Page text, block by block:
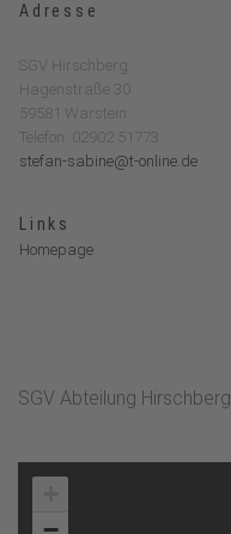
Adresse
SGV Hirschberg
Hagenstraße 30
59581 Warstein
Telefon: 02902 51773
stefan-sabine@t-online.de
Links
Homepage
SGV Abteilung Hirschberg